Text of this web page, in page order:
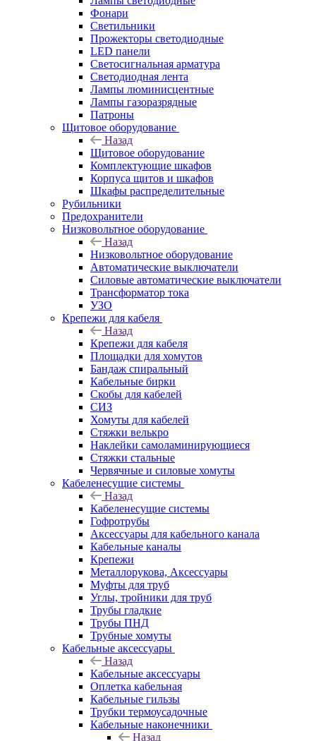
Фонари
Светильники
Прожекторы светодиодные
LED панели
Светосигнальная арматура
Светодиодная лента
Лампы люминисцентные
Лампы газоразрядные
Патроны
Щитовое оборудование
Назад
Щитовое оборудование
Комплектующие шкафов
Корпуса щитов и шкафов
Шкафы распределительные
Рубильники
Предохранители
Низковольтное оборудование
Назад
Низковольтное оборудование
Автоматические выключатели
Силовые автоматические выключатели
Трансформатор тока
УЗО
Крепежи для кабеля
Назад
Крепежи для кабеля
Площадки для хомутов
Бандаж спиральный
Кабельные бирки
Cкобы для кабелей
СИЗ
Хомуты для кабелей
Стяжки велькро
Наклейки самоламинирующиеся
Стяжки стальные
Червячные и силовые хомуты
Кабеленесущие системы
Назад
Кабеленесущие системы
Гофротрубы
Аксессуары для кабельного канала
Кабельные каналы
Крепежи
Металлорукова, Аксессуары
Муфты для труб
Углы, тройники для труб
Трубы гладкие
Трубы ПНД
Трубные хомуты
Кабельные аксессуары
Назад
Кабельные аксессуары
Оплетка кабельная
Кабельные гильзы
Трубки термоусадочные
Кабельные наконечники
Назад